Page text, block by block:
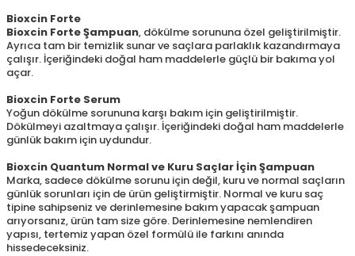
Bioxcin Forte
Bioxcin Forte Şampuan, dökülme sorununa özel geliştirilmiştir.
Ayrıca tam bir temizlik sunar ve saçlara parlaklık kazandırmaya
çalışır. İçeriğindeki doğal ham maddelerle güçlü bir bakıma yol
açar.
Bioxcin Forte Serum
Yoğun dökülme sorununa karşı bakım için geliştirilmiştir.
Dökülmeyi azaltmaya çalışır. İçeriğindeki doğal ham maddelerle
günlük bakım için uydundur.
Bioxcin Quantum Normal ve Kuru Saçlar İçin Şampuan
Marka, sadece dökülme sorunu için değil, kuru ve normal saçların
günlük sorunları için de ürün geliştirmiştir. Normal ve kuru saç
tipine sahipseniz ve derinlemesine bakım yapacak şampuan
arıyorsanız, ürün tam size göre. Derinlemesine nemlendiren
yapısı, tertemiz yapan özel formülü ile farkını anında
hissedeceksiniz.